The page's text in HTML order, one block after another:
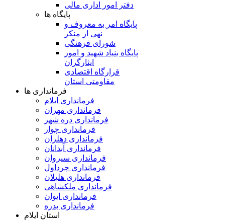
دفتر امور اداری مالی
پایگاه ها
پایگاه امر به معروف و
نهی از منکر
شورای فرهنگی
پایگاه بنیاد شهید و امور
ایثارگران
قرارگاه اقتصادی
مقاومتی استان
فرمانداری ها
فرمانداری ایلام
فرمانداری مهران
فرمانداری دره شهر
فرمانداری چوار
فرمانداری دهلران
فرمانداری آبدانان
فرمانداری سیروان
فرمانداری چرداول
فرمانداری هلیلان
فرمانداری ملکشاهی
فرمانداری ایوان
فرمانداری بدره
استان ایلام